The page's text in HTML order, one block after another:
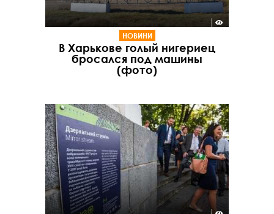
НОВИНИ
В Харькове голый нигериец
бросался под машины
(фото)